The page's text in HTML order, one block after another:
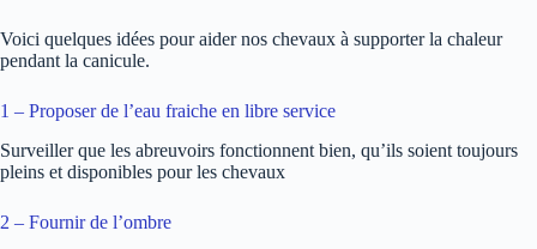
Voici quelques idées pour aider nos chevaux à supporter la chaleur
pendant la canicule.
1 – Proposer de l’eau fraiche en libre service
Surveiller que les abreuvoirs fonctionnent bien, qu’ils soient toujours
pleins et disponibles pour les chevaux
2 – Fournir de l’ombre